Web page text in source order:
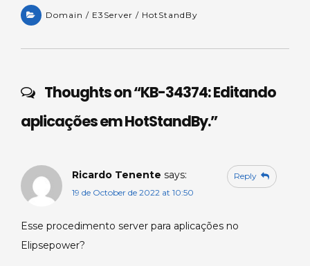
a
ts
p
p
a
m
c
e
o
o
k
k
e
n
ar
e
Domain / E3Server / HotStandBy
Thoughts on “KB-34374: Editando
aplicações em HotStandBy.”
Ricardo Tenente says:
19 de October de 2022 at 10:50
Esse procedimento server para aplicações no
Elipsepower?
Reply